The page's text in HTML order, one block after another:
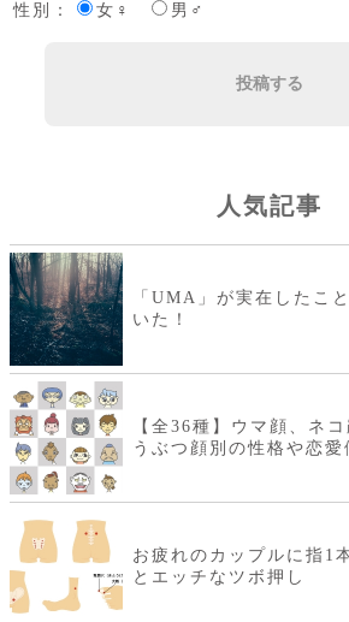
性別：
女♀ 男♂
投稿する
人気記事
「UMA」が実在したこ
いた！
【全36種】ウマ顔、ネ
うぶつ顔別の性格や恋愛
お疲れのカップルに指1
とエッチなツボ押し